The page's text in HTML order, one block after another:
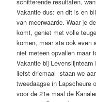
Vakantie dus: en dit is en
van meerwaarde. Waar je
komt, geniet met volle
komen, maar sta ook even
niet meteen opvallen maar
Vakantie bij
liefst driemaal staan we
tweedaagse in Lapscheure
voor de 21e maal de